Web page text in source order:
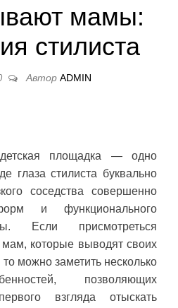
мамы:
стилиста
Автор ADMIN
площадка — одно
глаза стилиста буквально
соседства совершенно
и функционального
Если присмотреться
которые выводят своих
можно заметить несколько
позволяющих
взгляда отыскать